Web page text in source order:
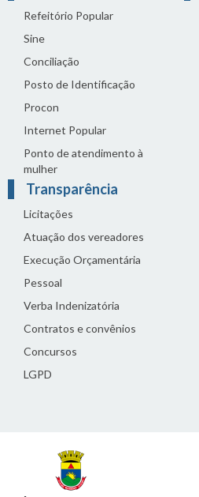
Refeitório Popular
Sine
Conciliação
Posto de Identificação
Procon
Internet Popular
Ponto de atendimento à
mulher
Transparência
Licitações
Atuação dos vereadores
Execução Orçamentária
Pessoal
Verba Indenizatória
Contratos e convênios
Concursos
LGPD